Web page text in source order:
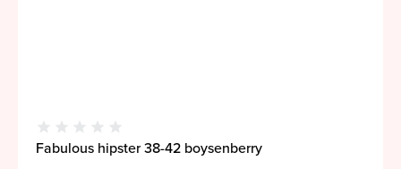
Fabulous hipster 38-42 boysenberry